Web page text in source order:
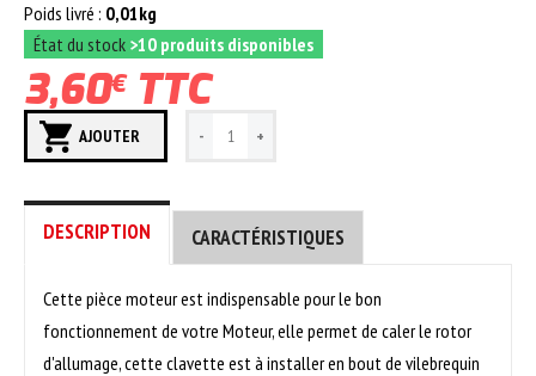
Poids livré : 0,01kg
État du stock >10 produits disponibles
3,60€TTC
AJOUTER
DESCRIPTION CARACTÉRISTIQUES
Cette pièce moteur est indispensable pour le bon
fonctionnement de votre Moteur, elle permet de caler le rotor
d'allumage, cette clavette est à installer en bout de vilebrequin